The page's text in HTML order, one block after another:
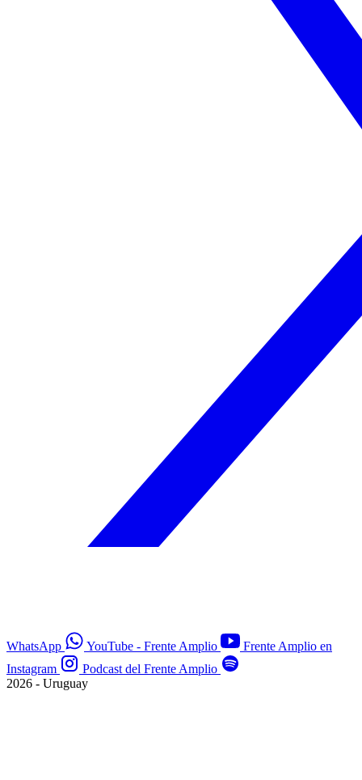
WhatsApp YouTube - Frente Amplio
Frente Amplio en
Instagram
Podcast del Frente Amplio
2026 - Uruguay